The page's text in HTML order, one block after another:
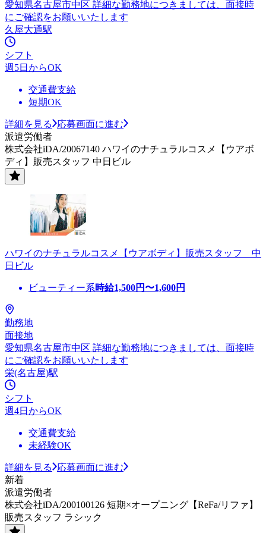
愛知県名古屋市中区 詳細な勤務地につきましては、面接時
にご確認をお願いいたします
久屋大通駅
シフト
週5日からOK
交通費支給
短期OK
詳細を見る
応募画面に進む
派遣労働者
株式会社iDA/20067140 ハワイのナチュラルコスメ【ウアボ
ディ】販売スタッフ 中日ビル
ハワイのナチュラルコスメ【ウアボディ】販売スタッフ 中
日ビル
ビューティー系時給1,500円〜1,600円
勤務地
面接地
愛知県名古屋市中区 詳細な勤務地につきましては、面接時
にご確認をお願いいたします
栄(名古屋)駅
シフト
週4日からOK
交通費支給
未経験OK
詳細を見る
応募画面に進む
新着
派遣労働者
株式会社iDA/200100126 短期×オープニング【ReFa/リファ】
販売スタッフ ラシック